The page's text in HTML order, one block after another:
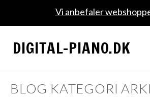
Vi anbefaler
DIGITAL-PIANO.DK
BLOG KATEGORI